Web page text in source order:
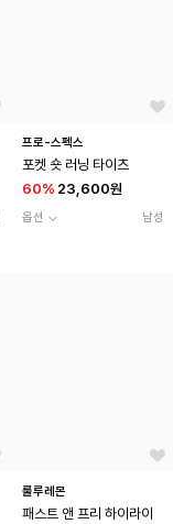
프로-스펙스
포켓 숏 러닝 타이츠
60% 23,600원
옵션 남성
룰루레몬
패스트 앤 프리 하이라이